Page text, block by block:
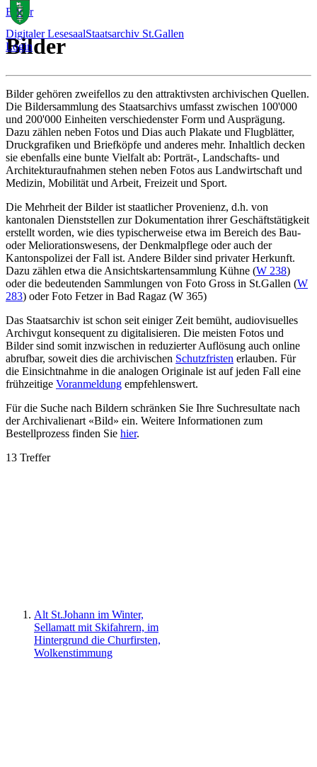
Digitaler LesesaalStaatsarchiv St.Gallen
Login
Bilder
Bilder
Bilder gehören zweifellos zu den attraktivsten archivischen Quellen.
Die Bildersammlung des Staatsarchivs umfasst zwischen 100'000
und 200'000 Einheiten verschiedenster Form und Ausprägung.
Dazu zählen neben Fotos und Dias auch Plakate und Flugblätter,
Druckgrafiken und Briefköpfe und anderes mehr. Inhaltlich decken
sie ebenfalls eine bunte Vielfalt ab: Porträt-, Landschafts- und
Architekturaufnahmen stehen neben Fotos aus Landwirtschaft und
Medizin, Mobilität und Arbeit, Freizeit und Sport.
Die Mehrheit der Bilder ist staatlicher Provenienz, d.h. von
kantonalen Dienststellen zur Dokumentation ihrer Geschäftstätigkeit
erstellt worden, wie dies typischerweise etwa im Bereich des Bau-
oder Meliorationswesens, der Denkmalpflege oder auch der
Kantonspolizei der Fall ist. Andere Bilder sind privater Herkunft.
Dazu zählen etwa die Ansichtskartensammlung Kühne (W 238)
oder die bedeutenden Sammlungen von Foto Gross in St.Gallen (W
283) oder Foto Fetzer in Bad Ragaz (W 365)
Das Staatsarchiv ist schon seit einiger Zeit bemüht, audiovisuelles
Archivgut konsequent zu digitalisieren. Die meisten Fotos und
Bilder sind somit inzwischen in reduzierter Auflösung auch online
abrufbar, soweit dies die archivischen Schutzfristen erlauben. Für
die Einsichtnahme in die analogen Originale ist auf jeden Fall eine
frühzeitige Voranmeldung empfehlenswert.
Für die Suche nach Bildern schränken Sie Ihre Suchresultate nach
der Archivalienart «Bild» ein. Weitere Informationen zum
Bestellprozess finden Sie hier.
13 Treffer
Alt St.Johann im Winter,
Sellamatt mit Skifahrern, im
Hintergrund die Churfirsten,
Wolkenstimmung